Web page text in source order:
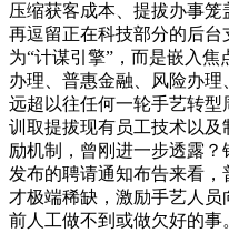
压缩获客成本、提拔办事
再逗留正在科技部分的后
为“计谋引擎”，而是嵌入
办理、普惠金融、风险办
远超以往任何一轮手艺转
训取提拔现有员工技术以
励机制，曾刚进一步透露
发布的聘请通知布告来看
才极端稀缺，激励手艺人
前人工做不到或做欠好的